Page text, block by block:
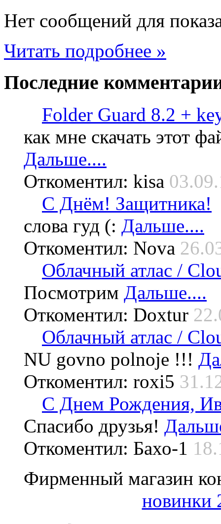
Нет сообщений для
Читать подробнее »
Последние
Folder Guard 8.2 +
как мне скачать этот
Дальше....
Откоментил: kisa
С Днём! Защитника!
слова гуд (: Дальше....
Откоментил: Nova
Облачный атлас /
Посмотрим Дальше....
Откоментил: Doxtur
Облачный атлас /
NU govno polnoje !!!
Откоментил: roxi5
С Днем Рождения,
Спасибо друзья!
Откоментил: Бахо-1
Фирменный магазин
новинки